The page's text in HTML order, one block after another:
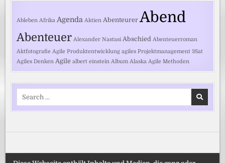
Ableben Afrika Agenda Aktien Abenteurer Abend
Abenteuer Alexander Nastasi Abschied Abenteuerroman
Aktfotografie Agile Produktentwicklung agiles Projektmanagement 3Sat
Agiles Denken Agile albert einstein Album Alaska Agile Methoden